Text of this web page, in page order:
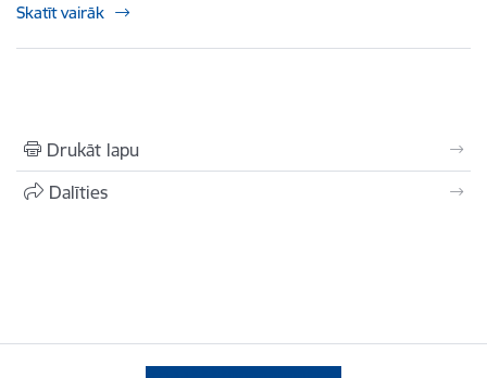
Skatīt vairāk
Drukāt lapu
Dalīties